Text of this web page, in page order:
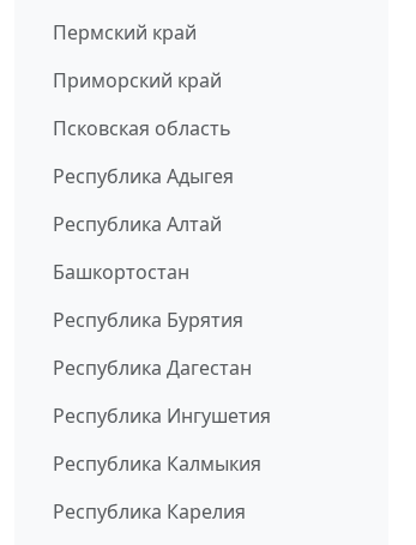
Пермский край
Приморский край
Псковская область
Республика Адыгея
Республика Алтай
Башкортостан
Республика Бурятия
Республика Дагестан
Республика Ингушетия
Республика Калмыкия
Республика Карелия